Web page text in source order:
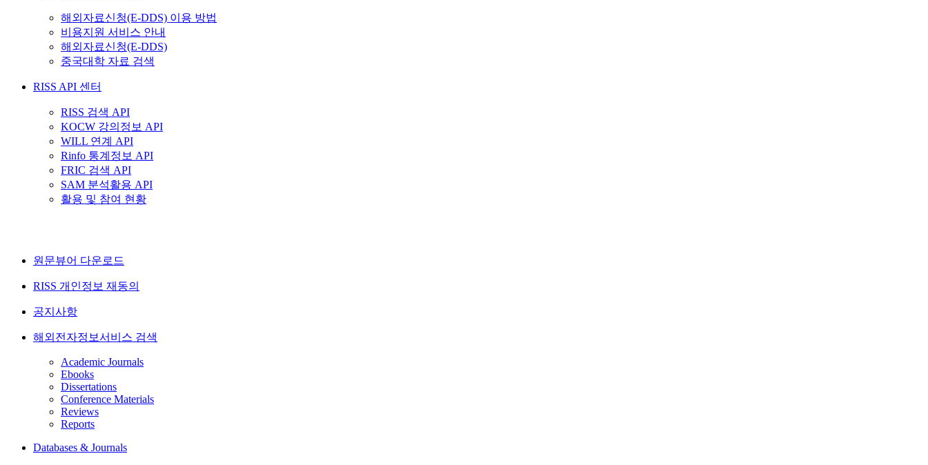
해외자료신청(E-DDS) 이용 방법
비용지원 서비스 안내
해외자료신청(E-DDS)
중국대학 자료 검색
RISS API 센터
RISS 검색 API
KOCW 강의정보 API
WILL 연계 API
Rinfo 통계정보 API
FRIC 검색 API
SAM 분석활용 API
활용 및 참여 현황
원문뷰어 다운로드
RISS 개인정보 재동의
공지사항
해외전자정보서비스 검색
Academic Journals
Ebooks
Dissertations
Conference Materials
Reviews
Reports
Databases & Journals